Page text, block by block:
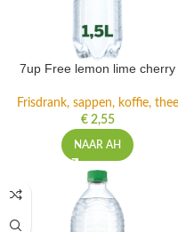
7up Free lemon lime cherry
Frisdrank, sappen, koffie, thee
€2,55
NAAR AH